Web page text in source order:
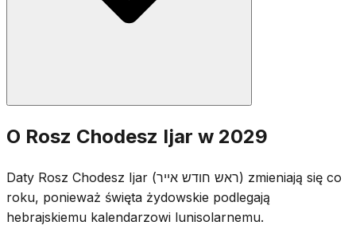
Odmawia się standardowe modlitwy Rosz Chodesz:
połowę Halelu, Jaale We'Jawo, czytanie Tory i Musaf.
Ponieważ Rosz Chodesz Ijar wypada w okresie Omeru,
liczenie Omeru kontynuuje się podczas nabożeństw
wieczornych. Zwyczaje półżałobne Omeru obowiązują
również w sam Rosz Chodesz.
O Rosz Chodesz Ijar w 2029
Daty Rosz Chodesz Ijar (ראש חודש אייר) zmieniają się co
roku, ponieważ święta żydowskie podlegają
hebrajskiemu kalendarzowi lunisolarnemu.